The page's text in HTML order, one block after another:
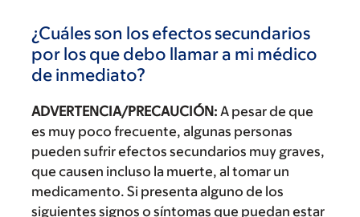
¿Cuáles son los efectos secundarios
por los que debo llamar a mi médico
de inmediato?
ADVERTENCIA/PRECAUCIÓN: A pesar de que
es muy poco frecuente, algunas personas
pueden sufrir efectos secundarios muy graves,
que causen incluso la muerte, al tomar un
medicamento. Si presenta alguno de los
siguientes signos o síntomas que puedan estar